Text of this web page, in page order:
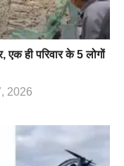
एक ही परिवार के 5 लोगों
2026